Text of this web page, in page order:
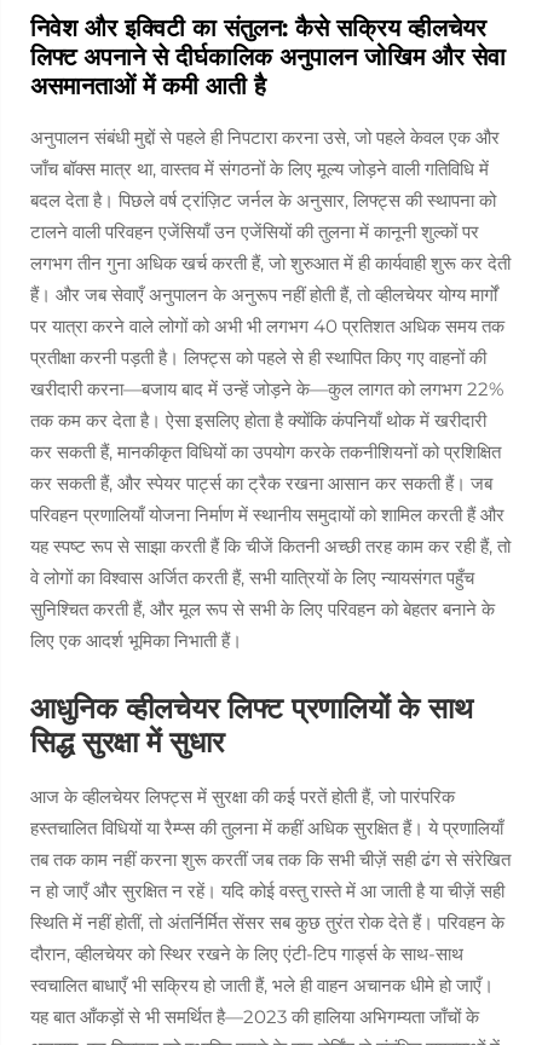
निवेश और इक्विटी का संतुलन: कैसे सक्रिय व्हीलचेयर
लिफ्ट अपनाने से दीर्घकालिक अनुपालन जोखिम और सेवा
असमानताओं में कमी आती है
अनुपालन संबंधी मुद्दों से पहले ही निपटारा करना उसे, जो पहले केवल एक और
जाँच बॉक्स मात्र था, वास्तव में संगठनों के लिए मूल्य जोड़ने वाली गतिविधि में
बदल देता है। पिछले वर्ष ट्रांज़िट जर्नल के अनुसार, लिफ्ट्स की स्थापना को
टालने वाली परिवहन एजेंसियाँ उन एजेंसियों की तुलना में कानूनी शुल्कों पर
लगभग तीन गुना अधिक खर्च करती हैं, जो शुरुआत में ही कार्यवाही शुरू कर देती
हैं। और जब सेवाएँ अनुपालन के अनुरूप नहीं होती हैं, तो व्हीलचेयर योग्य मार्गों
पर यात्रा करने वाले लोगों को अभी भी लगभग 40 प्रतिशत अधिक समय तक
प्रतीक्षा करनी पड़ती है। लिफ्ट्स को पहले से ही स्थापित किए गए वाहनों की
खरीदारी करना—बजाय बाद में उन्हें जोड़ने के—कुल लागत को लगभग 22%
तक कम कर देता है। ऐसा इसलिए होता है क्योंकि कंपनियाँ थोक में खरीदारी
कर सकती हैं, मानकीकृत विधियों का उपयोग करके तकनीशियनों को प्रशिक्षित
कर सकती हैं, और स्पेयर पार्ट्स का ट्रैक रखना आसान कर सकती हैं। जब
परिवहन प्रणालियाँ योजना निर्माण में स्थानीय समुदायों को शामिल करती हैं और
यह स्पष्ट रूप से साझा करती हैं कि चीजें कितनी अच्छी तरह काम कर रही हैं, तो
वे लोगों का विश्वास अर्जित करती हैं, सभी यात्रियों के लिए न्यायसंगत पहुँच
सुनिश्चित करती हैं, और मूल रूप से सभी के लिए परिवहन को बेहतर बनाने के
लिए एक आदर्श भूमिका निभाती हैं।
आधुनिक व्हीलचेयर लिफ्ट प्रणालियों के साथ
सिद्ध सुरक्षा में सुधार
आज के व्हीलचेयर लिफ्ट्स में सुरक्षा की कई परतें होती हैं, जो पारंपरिक
हस्तचालित विधियों या रैम्प्स की तुलना में कहीं अधिक सुरक्षित हैं। ये प्रणालियाँ
तब तक काम नहीं करना शुरू करतीं जब तक कि सभी चीज़ें सही ढंग से संरेखित
न हो जाएँ और सुरक्षित न रहें। यदि कोई वस्तु रास्ते में आ जाती है या चीज़ें सही
स्थिति में नहीं होतीं, तो अंतर्निर्मित सेंसर सब कुछ तुरंत रोक देते हैं। परिवहन के
दौरान, व्हीलचेयर को स्थिर रखने के लिए एंटी-टिप गार्ड्स के साथ-साथ
स्वचालित बाधाएँ भी सक्रिय हो जाती हैं, भले ही वाहन अचानक धीमे हो जाएँ।
यह बात आँकड़ों से भी समर्थित है—2023 की हालिया अभिगम्यता जाँचों के